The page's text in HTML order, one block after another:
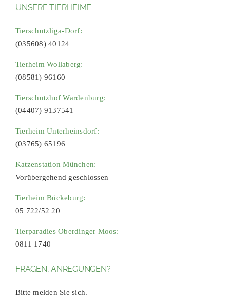
UNSERE TIERHEIME
Tierschutzliga-Dorf:
(035608) 40124
Tierheim Wollaberg:
(08581) 96160
Tierschutzhof Wardenburg:
(04407) 9137541
Tierheim Unterheinsdorf:
(03765) 65196
Katzenstation München:
Vorübergehend geschlossen
Tierheim Bückeburg:
05 722/52 20
Tierparadies Oberdinger Moos:
0811 1740
FRAGEN, ANREGUNGEN?
Bitte melden Sie sich.